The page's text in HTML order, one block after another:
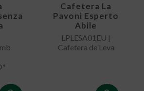
Cafetera La
Pavoni Esperto
Abile
LPLESA01EU |
Cafetera de Leva